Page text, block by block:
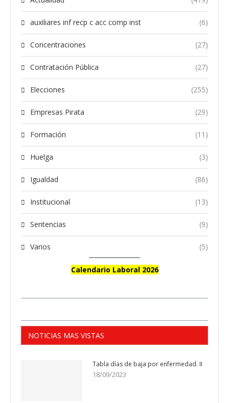
auxiliares inf recp c acc comp inst (6)
Concentraciones (27)
Contratación Pública (27)
Elecciones (255)
Empresas Pirata (29)
Formación (11)
Huelga (3)
Igualdad (86)
Institucional (13)
Sentencias (9)
Varios (5)
Calendario Laboral 2026
NOTICIAS MAS VISTAS
Tabla días de baja por enfermedad. II
18/09/2023